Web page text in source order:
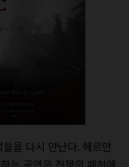
들을 다시 만난다. 헤르만
는 공연은 전쟁의 폐허에